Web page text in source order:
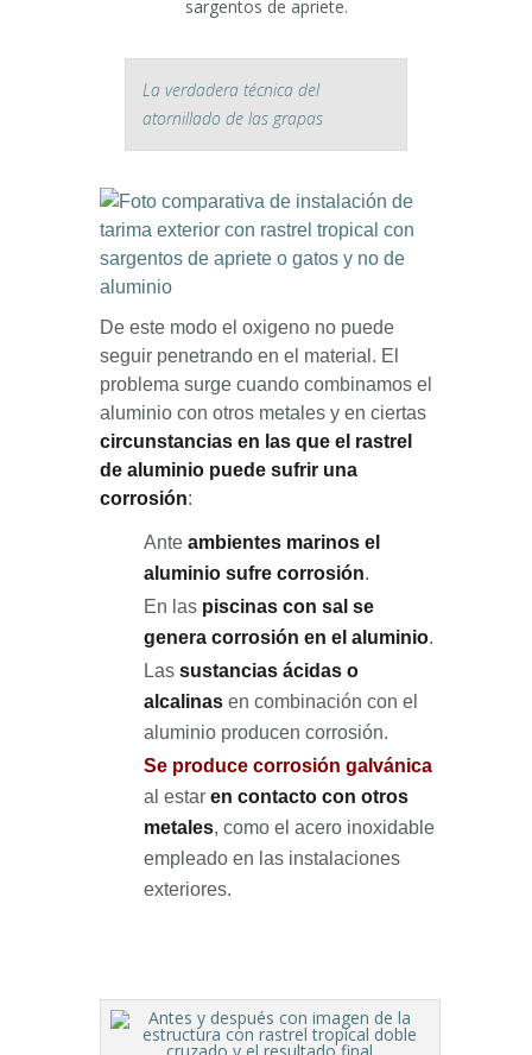
sargentos de apriete.
La verdadera técnica del
atornillado de las grapas
De este modo el oxigeno no puede
seguir penetrando en el material. El
problema surge cuando combinamos el
aluminio con otros metales y en ciertas
circunstancias en las que el rastrel
de aluminio puede sufrir una
corrosión:
Ante ambientes marinos el
aluminio sufre corrosión.
En las piscinas con sal se
genera corrosión en el aluminio.
Las sustancias ácidas o
alcalinasen combinación con el
aluminio producen corrosión.
Se produce corrosión galvánica
al estar en contacto con otros
metales, como el acero inoxidable
empleado en las instalaciones
exteriores.